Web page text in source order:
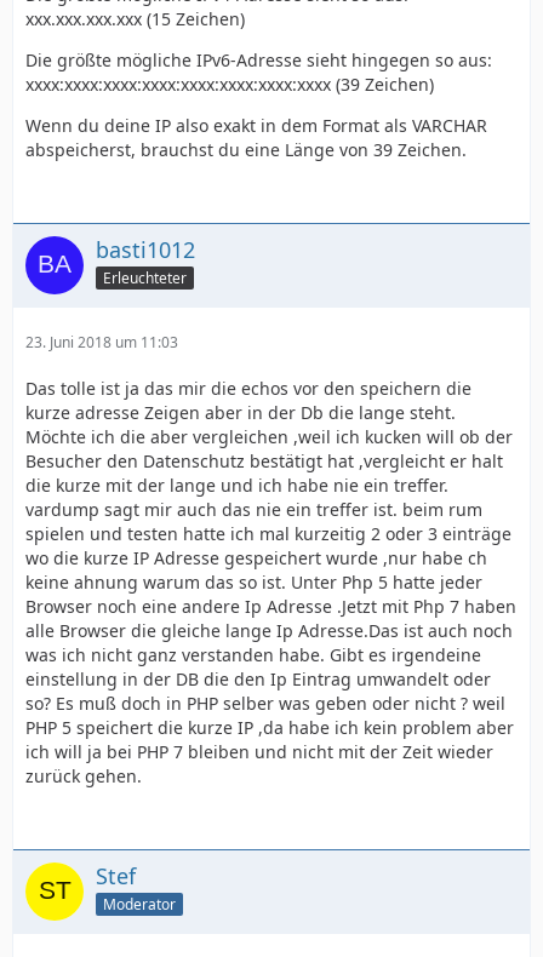
xxx.xxx.xxx.xxx (15 Zeichen)
Die größte mögliche IPv6-Adresse sieht hingegen so aus:
xxxx:xxxx:xxxx:xxxx:xxxx:xxxx:xxxx:xxxx (39 Zeichen)
Wenn du deine IP also exakt in dem Format als VARCHAR
abspeicherst, brauchst du eine Länge von 39 Zeichen.
basti1012
Erleuchteter
23. Juni 2018 um 11:03
Das tolle ist ja das mir die echos vor den speichern die
kurze adresse Zeigen aber in der Db die lange steht.
Möchte ich die aber vergleichen ,weil ich kucken will ob der
Besucher den Datenschutz bestätigt hat ,vergleicht er halt
die kurze mit der lange und ich habe nie ein treffer.
vardump sagt mir auch das nie ein treffer ist. beim rum
spielen und testen hatte ich mal kurzeitig 2 oder 3 einträge
wo die kurze IP Adresse gespeichert wurde ,nur habe ch
keine ahnung warum das so ist. Unter Php 5 hatte jeder
Browser noch eine andere Ip Adresse .Jetzt mit Php 7 haben
alle Browser die gleiche lange Ip Adresse.Das ist auch noch
was ich nicht ganz verstanden habe. Gibt es irgendeine
einstellung in der DB die den Ip Eintrag umwandelt oder
so? Es muß doch in PHP selber was geben oder nicht ? weil
PHP 5 speichert die kurze IP ,da habe ich kein problem aber
ich will ja bei PHP 7 bleiben und nicht mit der Zeit wieder
zurück gehen.
Stef
Moderator